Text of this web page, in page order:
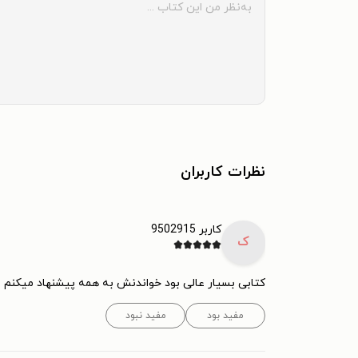
نظرات کاربران
ک
کاربر 9502915
کتابی بسیار عالی بود خواندنش به همه پیشنهاد میکنم
مفید بود مفید نبود